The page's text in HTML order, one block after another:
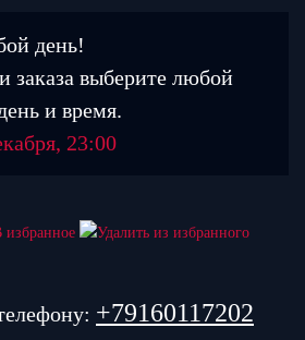
день!
выберите любой
и время.
23:00
+79160117202